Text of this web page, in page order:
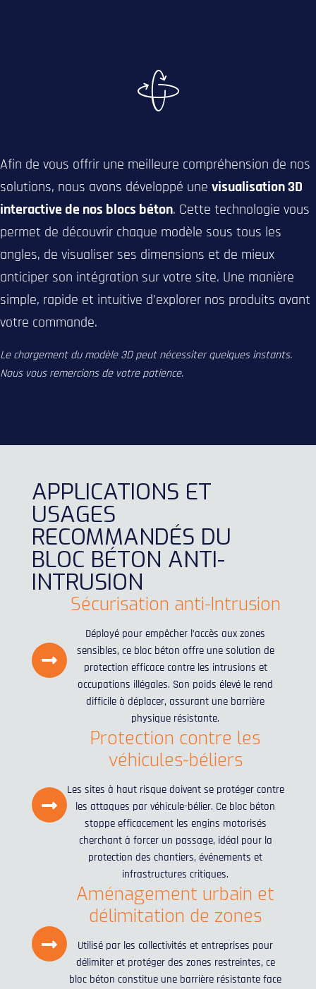
Afin de vous offrir une meilleure compréhension de nos
solutions, nous avons développé une visualisation 3D
interactive de nos blocs béton. Cette technologie vous
permet de découvrir chaque modèle sous tous les
angles, de visualiser ses dimensions et de mieux
anticiper son intégration sur votre site. Une manière
simple, rapide et intuitive d’explorer nos produits avant
votre commande.
Le chargement du modèle 3D peut nécessiter quelques instants.
Nous vous remercions de votre patience.
APPLICATIONS ET
USAGES
RECOMMANDÉS DU
BLOC BÉTON ANTI-
INTRUSION
Sécurisation anti-Intrusion
Déployé pour empêcher l’accès aux zones
sensibles, ce bloc béton offre une solution de
protection efficace contre les intrusions et
occupations illégales. Son poids élevé le rend
difficile à déplacer, assurant une barrière
physique résistante.
Protection contre les
véhicules-béliers
Les sites à haut risque doivent se protéger contre
les attaques par véhicule-bélier. Ce bloc béton
stoppe efficacement les engins motorisés
cherchant à forcer un passage, idéal pour la
protection des chantiers, événements et
infrastructures critiques.
Aménagement urbain et
délimitation de zones
Utilisé par les collectivités et entreprises pour
délimiter et protéger des zones restreintes, ce
bloc béton constitue une barrière résistante face